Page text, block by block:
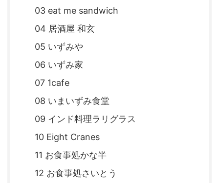
03 eat me sandwich
04 居酒屋 和玄
05 いずみや
06 いずみ家
07 1cafe
08 いまいずみ食堂
09 インド料理ラリグラス
10 Eight Cranes
11 お食事処かな半
12 お食事処さいとう